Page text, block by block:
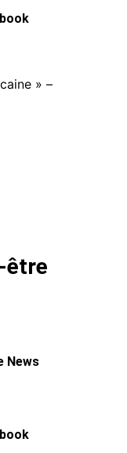
» –
être
News